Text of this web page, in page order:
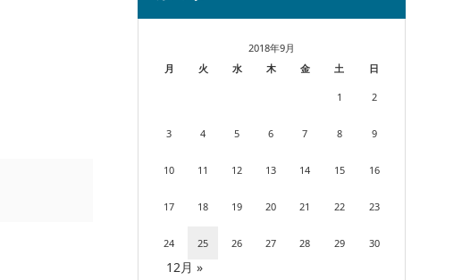
2018年9月
月
火 水 木 金 土 日
1 2
3 4 5 6 7 8 9
10 11 12 13 14 15 16
17 18 19 20 21 22 23
24 25 26 27 28 29 30
12月 »